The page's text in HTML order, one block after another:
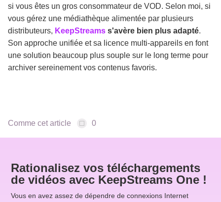
si vous êtes un gros consommateur de VOD. Selon moi, si
vous gérez une médiathèque alimentée par plusieurs
distributeurs, KeepStreams s'avère bien plus adapté.
Son approche unifiée et sa licence multi-appareils en font
une solution beaucoup plus souple sur le long terme pour
archiver sereinement vos contenus favoris.
Comme cet article 0
Rationalisez vos téléchargements
de vidéos avec KeepStreams One !
Vous en avez assez de dépendre de connexions Internet